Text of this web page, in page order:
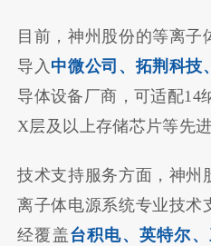
目前，神州股份的等离
导入 中微公司、拓荆科技
导体设备厂商，可适配14
X层及以上存储芯片等先进
技术支持服务方面，神州
离子体电源系统专业技术
经覆盖台积电、英特尔